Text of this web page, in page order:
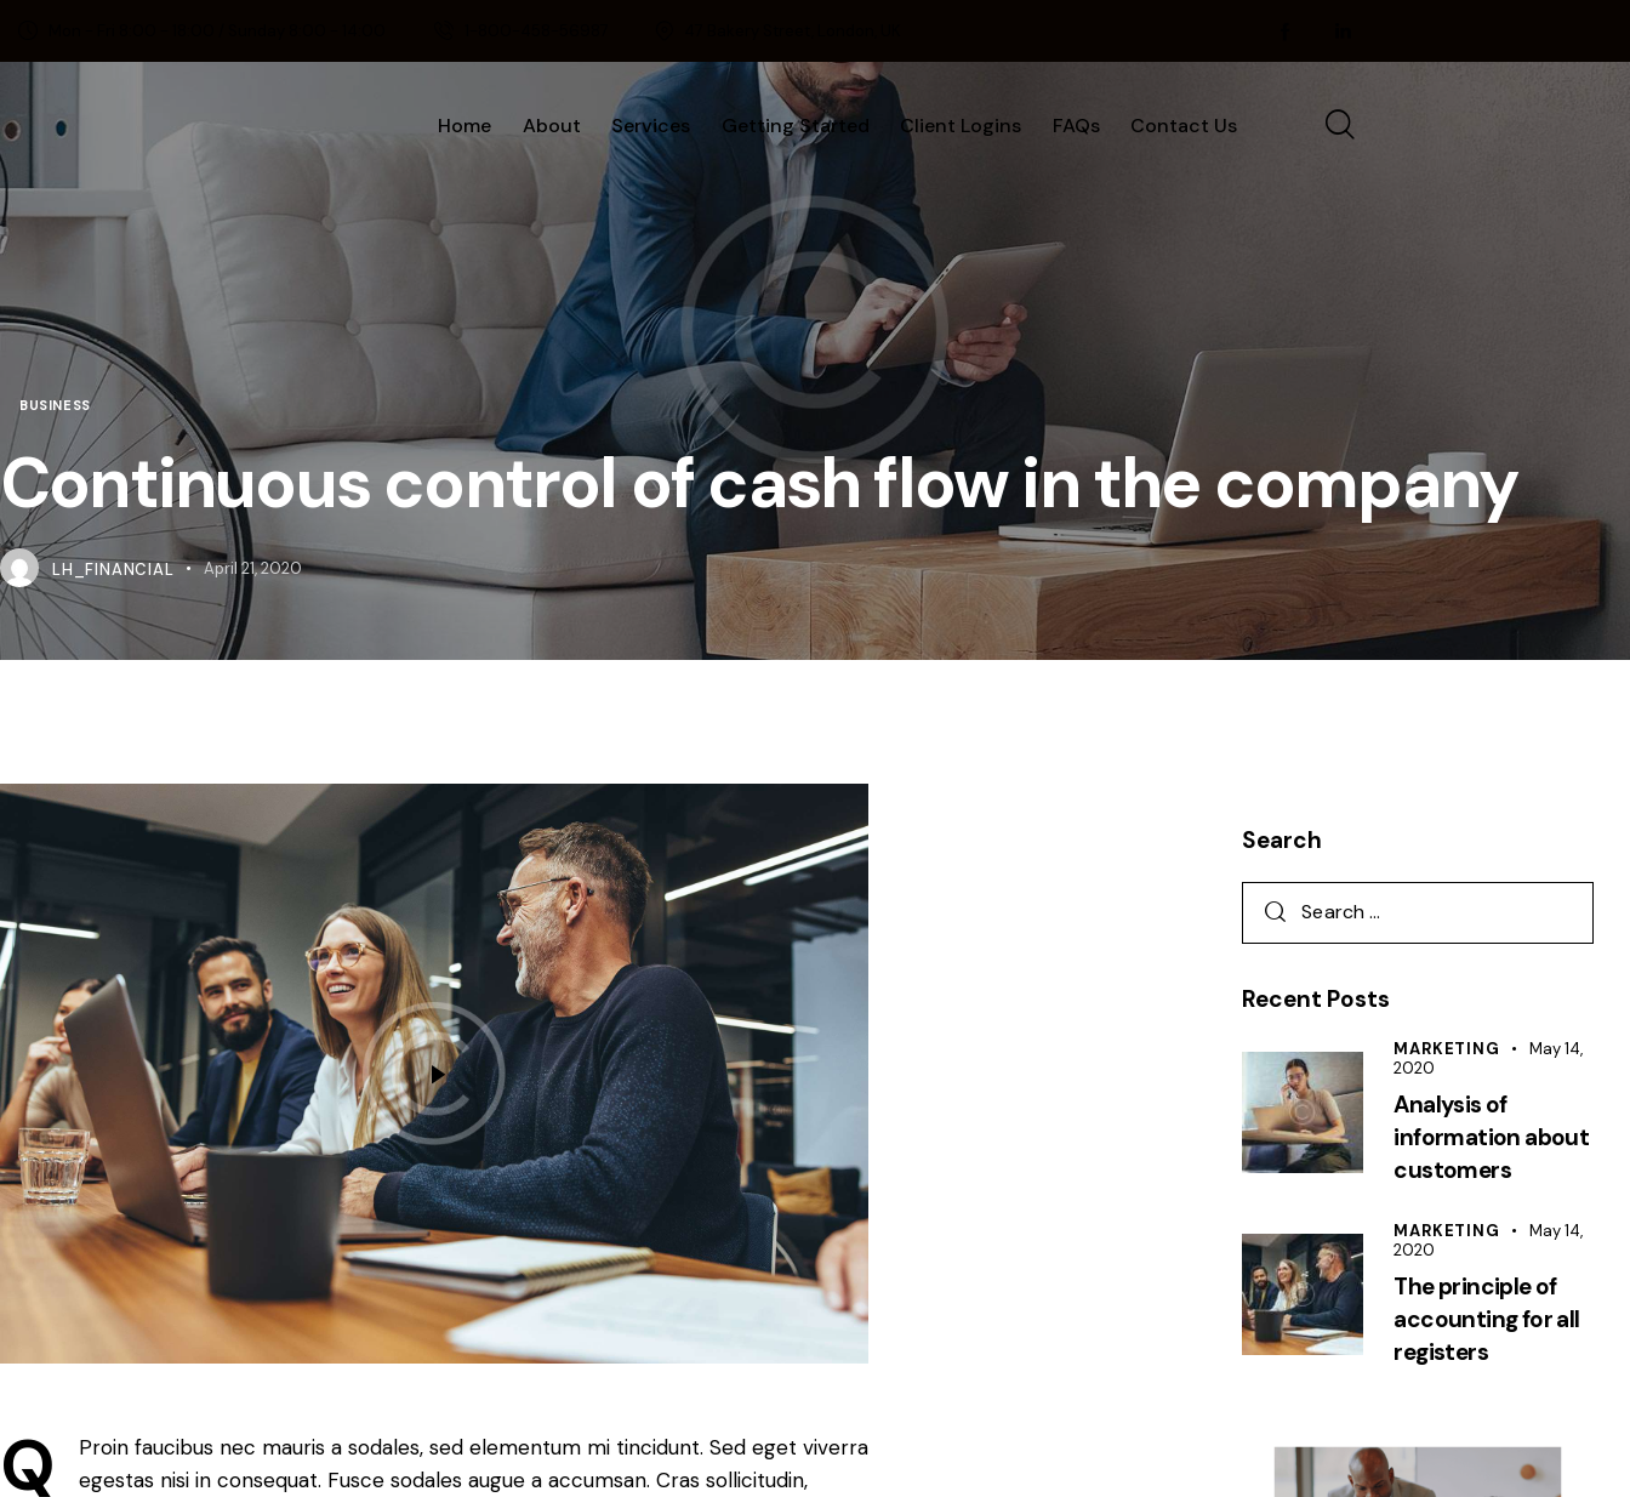
Home About Services Getting Started Client Logins FAQs Contact Us
BUSINESS
Continuous control of cash flow in the company
LH_FINANCIAL April 21, 2020
Q
Proin faucibus nec mauris a sodales, sed elementum mi tincidunt. Sed eget viverra
egestas nisi in consequat. Fusce sodales augue a accumsan. Cras sollicitudin,
Search
Recent Posts
MARKETING
May 14,
2020
Analysis of
information about
customers
MARKETING
May 14,
2020
The principle of
accounting for all
registers